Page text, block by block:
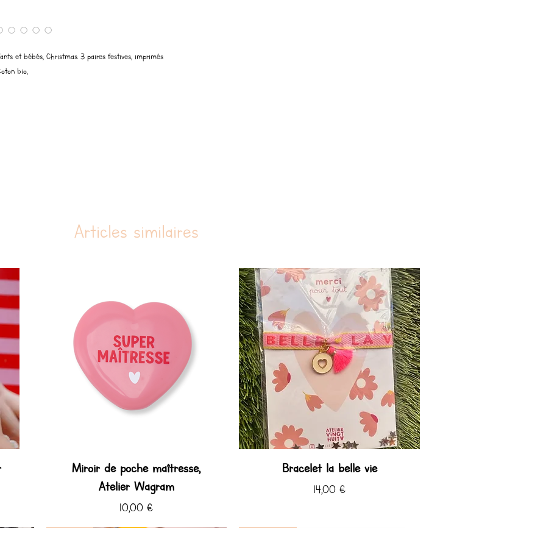
et bébés, Christmas. 3 paires festives, imprimés
bio,
Articles similaires
Miroir de poche maîtresse,
Atelier Wagram
Prix
10,00 €
Bracelet la belle vie
Prix
14,00 €